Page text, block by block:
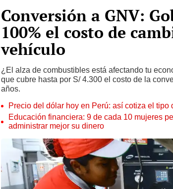
Conversión a GNV:
100% el costo de
vehículo
¿El alza de combustibles está afectando tu
que cubre hasta por S/ 4.300 el costo de la
años.
Precio del dólar hoy en Perú: así cotiza el tipo
Educación financiera: 9 de cada 10 mujeres
administrar mejor su dinero